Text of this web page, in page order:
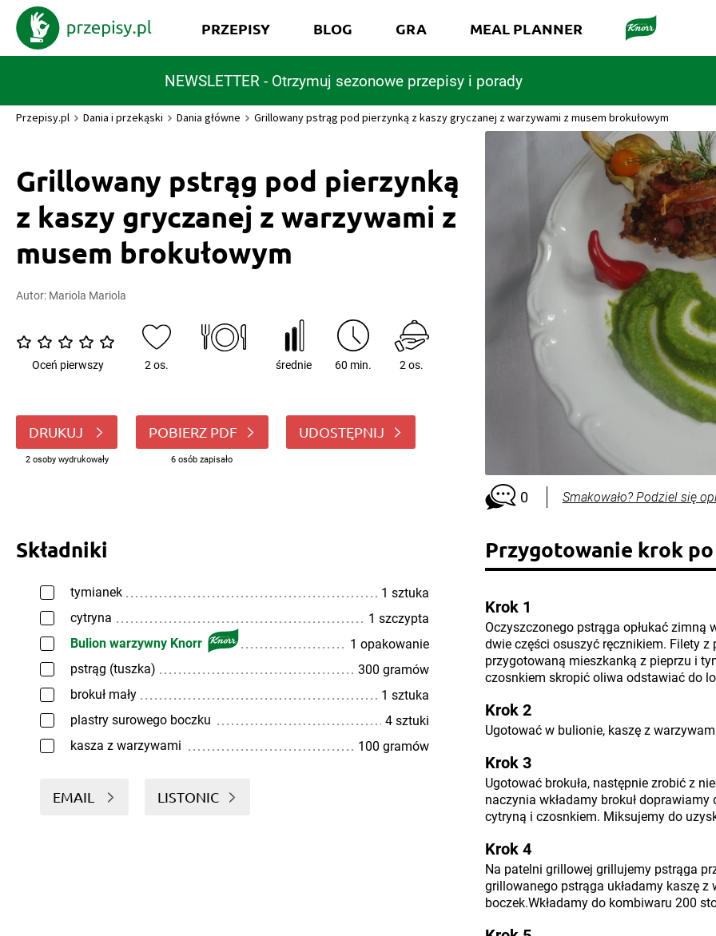
NEWSLETTER - Otrzymuj sezonowe przepisy i porady
PRZEPISY BLOG GRA MEAL PLANNER
Przepisy.pl Dania i przekąski Dania główne Grillowany pstrąg pod pierzynką z kaszy gryczanej z warzywami z musem brokułowym
Grillowany pstrąg pod pierzynką
z kaszy gryczanej z warzywami z
musem brokułowym
Autor: Mariola Mariola
Oceń pierwszy 2 os. średnie 60 min. 2 os.
DRUKUJ
2 osoby wydrukowały
POBIERZ PDF
6 osób zapisało
UDOSTĘPNIJ
0 Smakowało? Podziel się
Składniki
tymianek
1 sztuka
cytryna
1 szczypta
Bulion warzywny Knorr
1 opakowanie
pstrąg (tuszka)
300 gramów
brokuł mały
1 sztuka
plastry surowego boczku
4 sztuki
kasza z warzywami
100 gramów
EMAIL LISTONIC
Przygotowanie krok
Krok 1
Oczyszczonego pstrąga opłukać zimną
dwie części osuszyć ręcznikiem. Filety z
przygotowaną mieszkanką z pieprzu i
czosnkiem skropić oliwa odstawiać do
Krok 2
Ugotować w bulionie, kaszę z
Krok 3
Ugotować brokuła, następnie zrobić z
naczynia wkładamy brokuł
cytryną i czosnkiem. Miksujemy do
Krok 4
Na patelni grillowej grillujemy pstrąga
grillowanego pstrąga układamy kaszę
boczek.Wkładamy do kombiwaru 200